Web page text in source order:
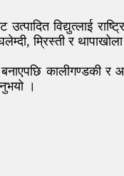
विद्युत्लाई
म्रिस्ती र
कालीगण्डकी र
।